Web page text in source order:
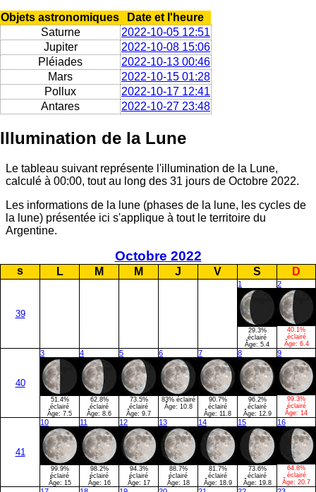
Objets astronomiques
Date et l'heure
Saturne
2022-10-05 12:51
Jupiter
2022-10-08 15:06
Pléiades
2022-10-13 00:46
Mars
2022-10-15 01:28
Pollux
2022-10-17 12:41
Antares
2022-10-27 23:48
Illumination de la Lune
Le tableau suivant représente l'illumination de la Lune,
calculé à 00:00, tout au long des 31 jours de Octobre 2022.
Les informations de la lune (phases de la lune, les cycles de
la lune) présentée ici s'applique à tout le territoire du
Argentine.
Octobre 2022
s L M M J V S D
39
1
29.3%
éclairé
Âge: 5.4
2
40.1%
éclairé
Âge: 6.4
40
3
51.4%
éclairé
Âge: 7.5
4
62.8%
éclairé
Âge: 8.6
5
73.5%
éclairé
Âge: 9.7
6
83% éclairé
Âge: 10.8
7
90.7%
éclairé
Âge: 11.8
8
96.2%
éclairé
Âge: 12.9
9
99.3%
éclairé
Âge: 14
41
10
99.9%
éclairé
Âge: 15
11
98.2%
éclairé
Âge: 16
12
94.3%
éclairé
Âge: 17
13
88.7%
éclairé
Âge: 18
14
81.7%
éclairé
Âge: 18.9
15
73.6%
éclairé
Âge: 19.8
16
64.8%
éclairé
Âge: 20.7